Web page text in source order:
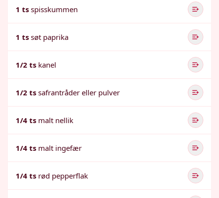
1 ts spisskummen
1 ts søt paprika
1/2 ts kanel
1/2 ts safrantråder eller pulver
1/4 ts malt nellik
1/4 ts malt ingefær
1/4 ts rød pepperflak